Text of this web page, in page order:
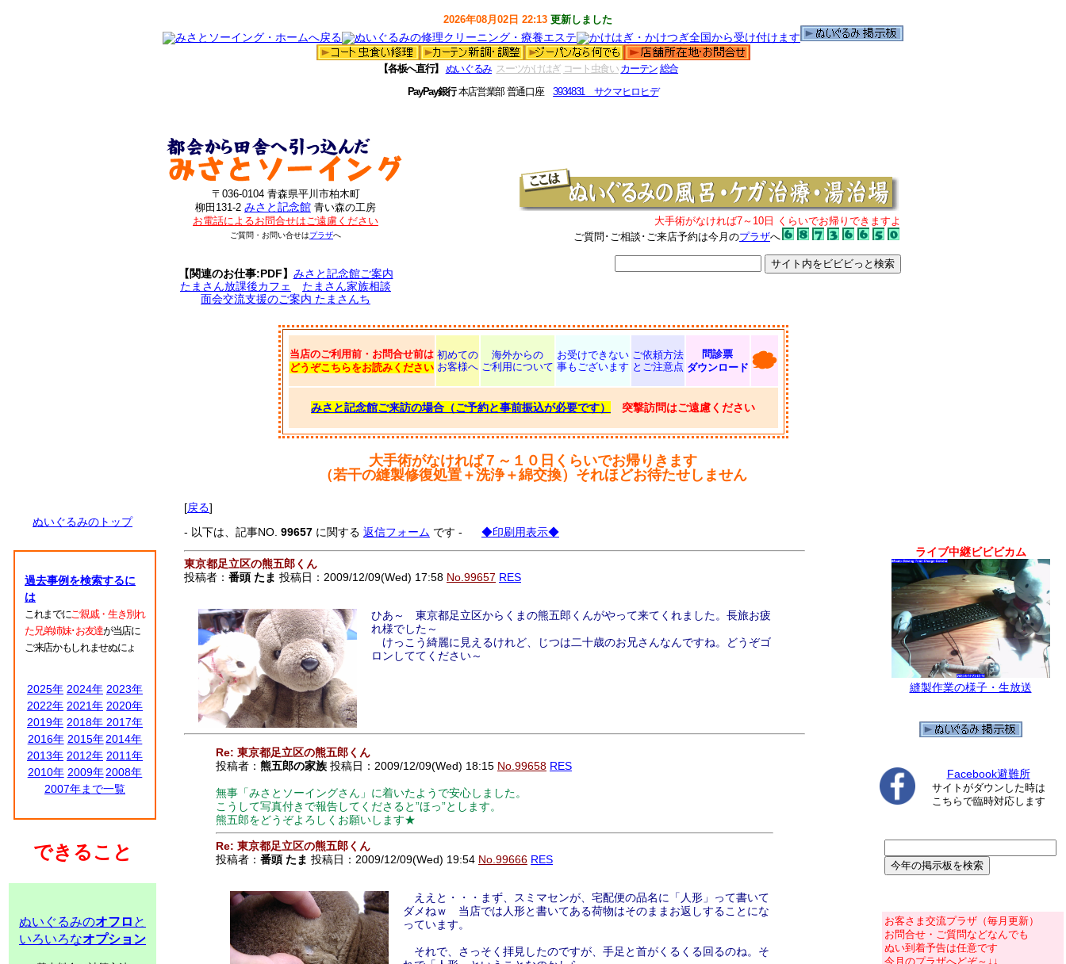
2026年08月02日 22:13 更新しました
【各板へ直行】 ぬいぐるみ スーツかけはぎ コート虫食い カーテン 総合
PayPay銀行本店営業部 普通口座3934831 サクマヒロヒデ
〒036-0104 青森県平川市柏木町
柳田131-2 みさと記念館 青い森の工房
お電話によるお問合せはご遠慮ください
ご質問・お問い合せはプラザへ
【関連のお仕事:PDF】 みさと記念館ご案内
たまさん放課後カフェ
たまさん家族相談
面会交流支援のご案内 たまさんち
大手術がなければ7～10日 くらいでお帰りできますよ
ご質問･ご相談･ご来店予約は今月のプラザへ
当店のご利用前・お問合せ前は
どうぞこちらをお読みください
初めての
お客様へ
海外からの
ご利用について
お受けできない
事もございます
ご依頼方法
とご注意点
問診票
ダウンロード
みさと記念館ご来訪の場合（ご予約と事前振込が必要です） 突撃訪問はご遠慮ください
大手術がなければ７～１０日くらいでお帰りきます
（若干の縫製修復処置＋洗浄＋綿交換）それほどお待たせしません
ぬいぐるみのトップ
過去事例を検索するに
は
これまでにご親戚・生き別れ
た兄弟姉妹･お友達が当店に
ご来店かもしれませぬにょ
2025年 2024年 2023年
2022年 2021年 2020年
2019年 2018年 2017年
2016年 2015年 2014年
2013年 2012年 2011年
2010年 2009年 2008年
2007年まで一覧
できること
ぬいぐるみのオフロ と
いろいろなオプション
[戻る]
- 以下は、記事NO. 99657 に関する 返信フォーム です - ◆印刷用表示◆
東京都足立区の熊五郎くん
投稿者： 番頭 たま 投稿日：2009/12/09(Wed) 17:58 No.99657 RES
ひあ～ 東京都足立区からくまの熊五郎くんがやって来てくれました。長旅お疲
れ様でした～
けっこう綺麗に見えるけれど、じつは二十歳のお兄さんなんですね。どうぞゴ
ロンしててください～
Re: 東京都足立区の熊五郎くん
投稿者： 熊五郎の家族 投稿日：2009/12/09(Wed) 18:15 No.99658 RES
無事「みさとソーイングさん」に着いたようで安心しました。
こうして写真付きで報告してくださると”ほっ”とします。
熊五郎をどうぞよろしくお願いします★
Re: 東京都足立区の熊五郎くん
投稿者： 番頭 たま 投稿日：2009/12/09(Wed) 19:54 No.99666 RES
ええと・・・まず、スミマセンが、宅配便の品名に「人形」って書いて
ダメねｗ 当店では人形と書いてある荷物はそのままお返しすることにな
っています。
それで、さっそく拝見したのですが、手足と首がくるくる回るのね。そ
ライブ中継ビビビカム
縫製作業の様子・生放送
Facebook避難所
サイトがダウンした時は
こちらで臨時対応します
お客さま交流プラザ（毎月更新）
お問合せ・ご質問などなんでも
ぬい到着予告は任意です
今月のプラザへどぞ～↓↓